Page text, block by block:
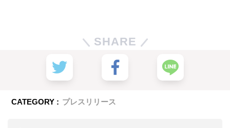
SHARE
CATEGORY : プレスリリース